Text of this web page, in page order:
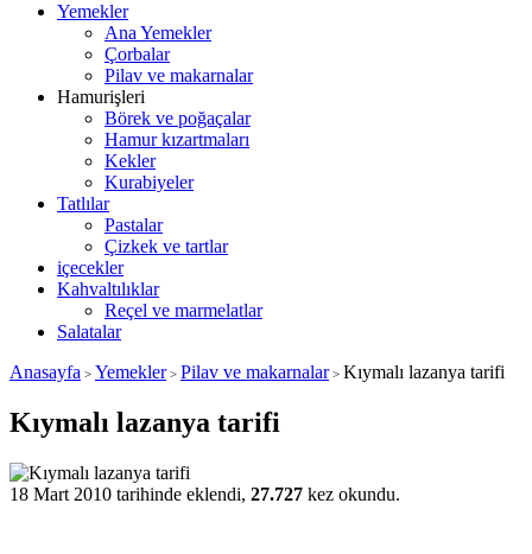
Yemekler
Ana Yemekler
Çorbalar
Pilav ve makarnalar
Hamurişleri
Börek ve poğaçalar
Hamur kızartmaları
Kekler
Kurabiyeler
Tatlılar
Pastalar
Çizkek ve tartlar
içecekler
Kahvaltılıklar
Reçel ve marmelatlar
Salatalar
Anasayfa > Yemekler> Pilav ve makarnalar> Kıymalı lazanya tarifi
Kıymalı lazanya tarifi
18 Mart 2010 tarihinde eklendi, 27.727 kez okundu.